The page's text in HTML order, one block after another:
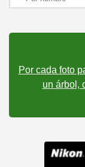
Por cada foto
un árbol,